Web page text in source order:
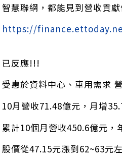
智慧聯網，都能見到營收貢獻
https://
已反應!!!
受惠於資料中心、車用需求
10月營收71.48億元，月增
累計10個月營收450.6億元，
股價從47.15元漲到62~63元